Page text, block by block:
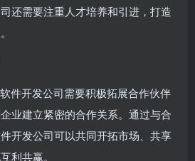
还需要注重人才培养和引进，打造
件开发公司需要积极拓展合作伙伴
业建立紧密的合作关系。通过与合
开发公司可以共同开拓市场、共享
利共赢。